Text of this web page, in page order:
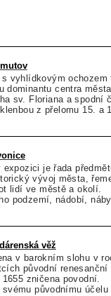
s vyhlídkovým ochozem
dominantu centra
sv. Floriana a spodní
z přelomu 15. a
expozici je řada
vývoj města,
lidí ve městě a okolí.
podzemí, nádobí,
věž
v barokním slohu v
původní renesanční
zničena povodní.
původnímu účelu